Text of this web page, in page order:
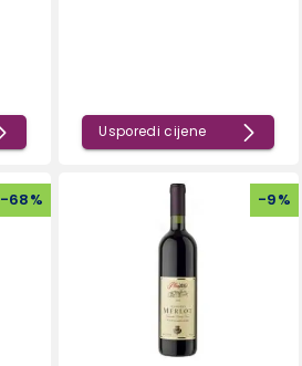
Usporedi cijene
-68% -9%